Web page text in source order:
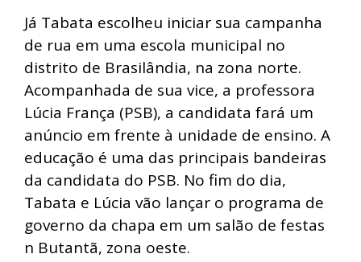
Já Tabata escolheu iniciar sua campanha
de rua em uma escola municipal no
distrito de Brasilândia, na zona norte.
Acompanhada de sua vice, a professora
Lúcia França (PSB), a candidata fará um
anúncio em frente à unidade de ensino. A
educação é uma das principais bandeiras
da candidata do PSB. No fim do dia,
Tabata e Lúcia vão lançar o programa de
governo da chapa em um salão de festas
n Butantã, zona oeste.